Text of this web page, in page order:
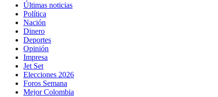
Últimas noticias
Política
Nación
Dinero
Deportes
Opinión
Impresa
Jet Set
Elecciones 2026
Foros Semana
Mejor Colombia